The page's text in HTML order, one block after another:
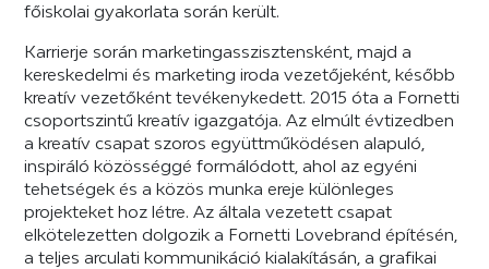
főiskolai gyakorlata során került.
Karrierje során marketingasszisztensként, majd a
kereskedelmi és marketing iroda vezetőjeként, később
kreatív vezetőként tevékenykedett. 2015 óta a Fornetti
csoportszintű kreatív igazgatója. Az elmúlt évtizedben
a kreatív csapat szoros együttműködésen alapuló,
inspiráló közösséggé formálódott, ahol az egyéni
tehetségek és a közös munka ereje különleges
projekteket hoz létre. Az általa vezetett csapat
elkötelezetten dolgozik a Fornetti Lovebrand építésén,
a teljes arculati kommunikáció kialakításán, a grafikai